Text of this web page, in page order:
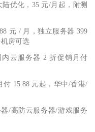
优化，35 元/月起，附测
元 / 月，独立服务器 399
房可选
云服务器 2 折促销月付
15.88 元起，华中/香港/
/高防云服务器/游戏服务